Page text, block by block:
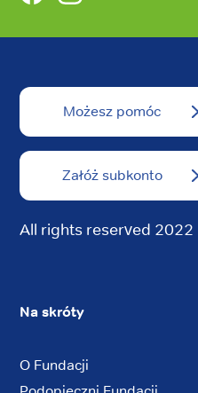
Możesz pomóc
Załóż subkonto
All rights reserved 2022
Na skróty
O Fundacji